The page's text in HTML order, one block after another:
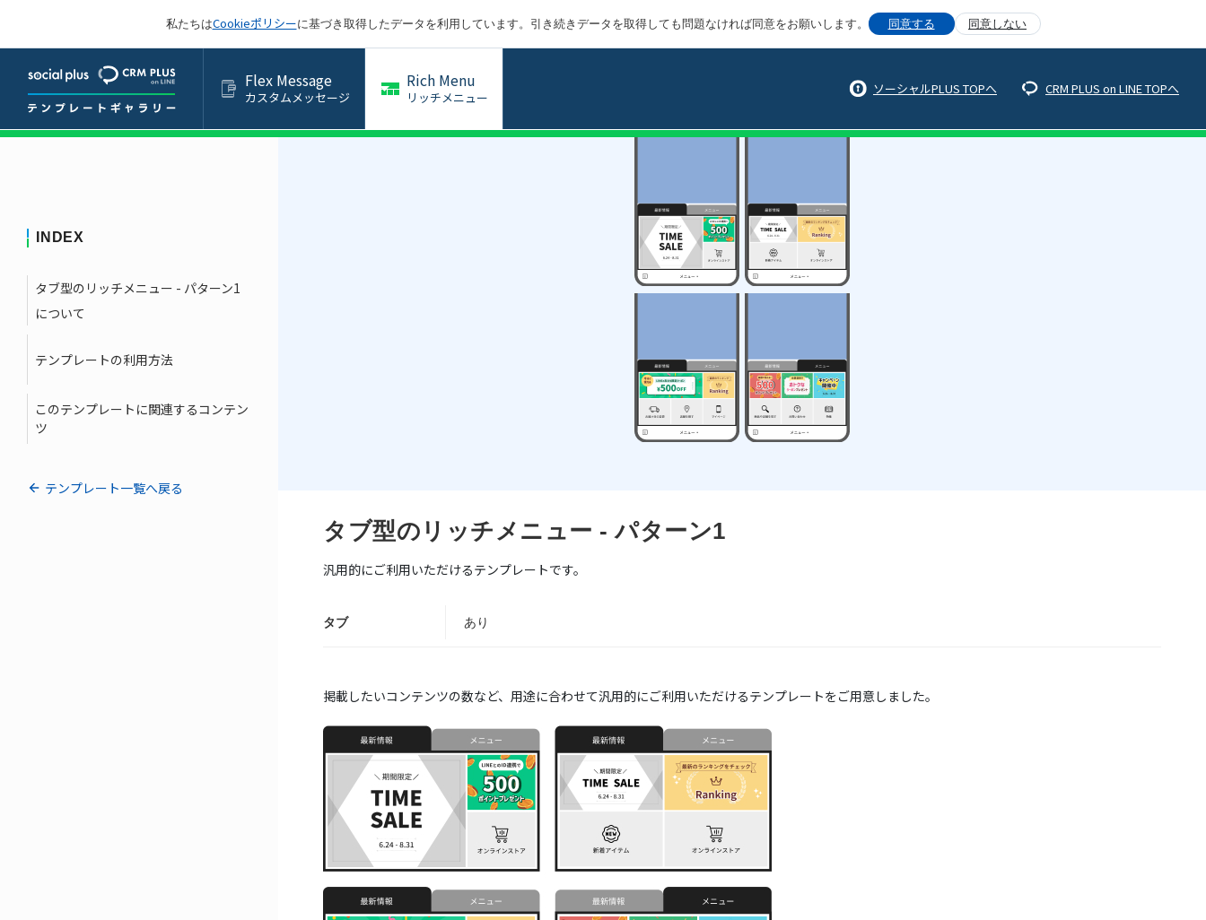
私たちはCookieポリシーに基づき取得したデータを利用しています。引き続きデータを取得しても問題なければ同意をお願いします。 同意する 同意しない
Flex Message
カスタムメッセージ
Rich Menu
リッチメニュー
ソーシャルPLUS TOPへ CRM PLUS on LINE TOPへ
INDEX
タブ型のリッチメニュー - パターン1
について
テンプレートの利用方法
このテンプレートに関連するコンテン
ツ
テンプレート一覧へ戻る
タブ型のリッチメニュー - パターン1
汎用的にご利用いただけるテンプレートです。
タブ あり
掲載したいコンテンツの数など、用途に合わせて汎用的にご利用いただけるテンプレートをご用意しました。